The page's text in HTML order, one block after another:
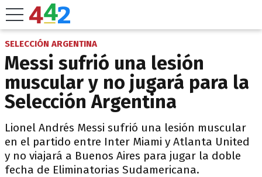
SELECCIÓN ARGENTINA
Messi sufrió una lesión
muscular y no jugará para la
Selección Argentina
Lionel Andrés Messi sufrió una lesión muscular
en el partido entre Inter Miami y Atlanta United
y no viajará a Buenos Aires para jugar la doble
fecha de Eliminatorias Sudamericana.